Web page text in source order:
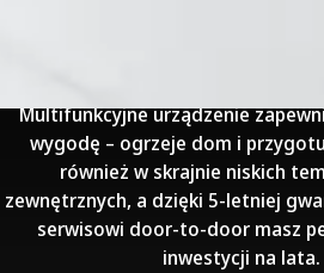
Multifunkcyjne urządzenie
wygodę – ogrzeje dom i
również w skrajnie niskich
zewnętrznych, a dzięki 5-letniej
serwisowi door-to-door masz
inwestycji na lata.